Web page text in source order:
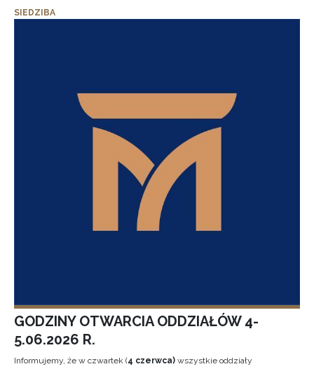
SIEDZIBA
GODZINY OTWARCIA ODDZIAŁÓW 4-
5.06.2026 R.
Informujemy, że w czwartek (4 czerwca) wszystkie oddziały